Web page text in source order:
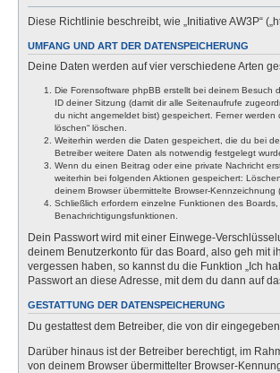
Diese Richtlinie beschreibt, wie „Initiative AW3P“
UMFANG UND ART DER DATENSPEICHERUNG
Deine Daten werden auf vier verschiedene Arten
Die Forensoftware phpBB erstellt bei deinem Besuch
ID deiner Sitzung (damit dir alle Seitenaufrufe
du nicht angemeldet bist) gespeichert. Ferner
löschen“ löschen.
Weiterhin werden die Daten gespeichert, die du bei
Betreiber weitere Daten als notwendig festgelegt
Wenn du einen Beitrag oder eine private Nachricht
weiterhin bei folgenden Aktionen gespeichert:
deinem Browser übermittelte Browser-
Schließlich erfordern einzelne Funktionen des
Benachrichtigungsfunktionen.
Dein Passwort wird mit einer Einwege-
deinem Benutzerkonto für das Board, also geh mit
vergessen haben, so kannst du die Funktion „Ich
Passwort an diese Adresse, mit dem du dann auf
GESTATTUNG DER DATENSPEICHERUNG
Du gestattest dem Betreiber, die von dir
Darüber hinaus ist der Betreiber berechtigt, im
von deinem Browser übermittelter Browser-